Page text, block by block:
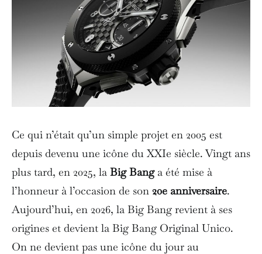
Ce qui n’était qu’un simple projet en 2005 est
depuis devenu une icône du XXIe siècle. Vingt ans
plus tard, en 2025, la Big Banga été mise à
l’honneur à l’occasion de son 20e anniversaire.
Aujourd’hui, en 2026, la Big Bang revient à ses
origines et devient la Big Bang Original Unico.
On ne devient pas une icône du jour au